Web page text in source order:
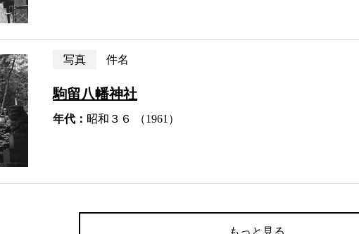
写真 件名
駒留八幡神社
年代： 昭和３６ （1961）